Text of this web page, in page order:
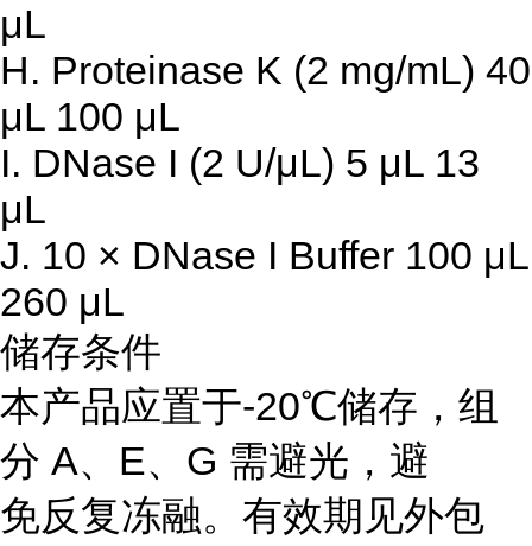
μL
H. Proteinase K (2 mg/mL) 40
μL 100 μL
I. DNase I (2 U/μL) 5 μL 13
μL
J. 10 × DNase I Buffer 100 μL
260 μL
储存条件
本产品应置于-20℃储存，组
分 A、E、G 需避光，避
免反复冻融。有效期见外包